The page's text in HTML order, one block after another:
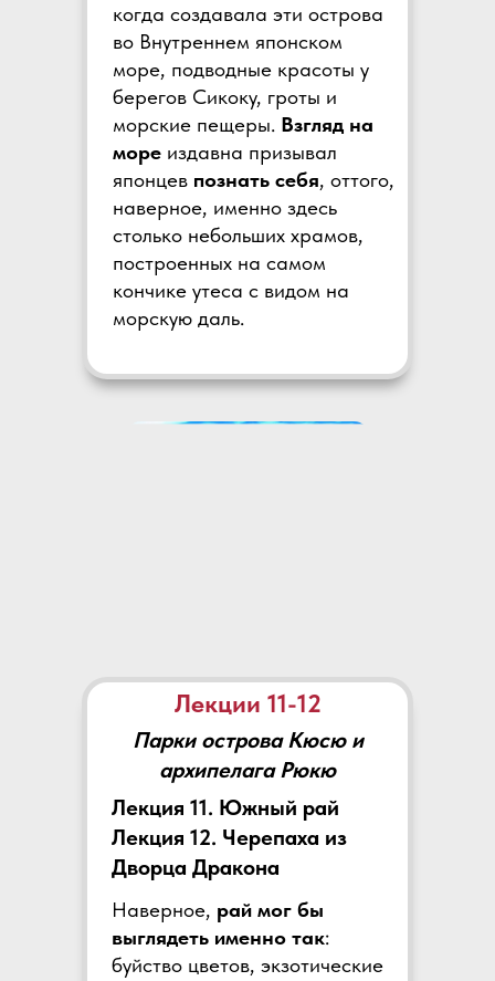
когда создавала эти острова
во Внутреннем японском
море, подводные красоты у
берегов Сикоку, гроты и
морские пещеры. Взгляд на
море издавна призывал
японцев познать себя, оттого,
наверное, именно здесь
столько небольших храмов,
построенных на самом
кончике утеса с видом на
морскую даль.
Парки острова Кюсю и
архипелага Рюкю
Лекция 11. Южный рай
Лекция 12. Черепаха из
Дворца Дракона
Лекции 11-12
Наверное, рай мог бы
выглядеть именно так:
буйство цветов, экзотические